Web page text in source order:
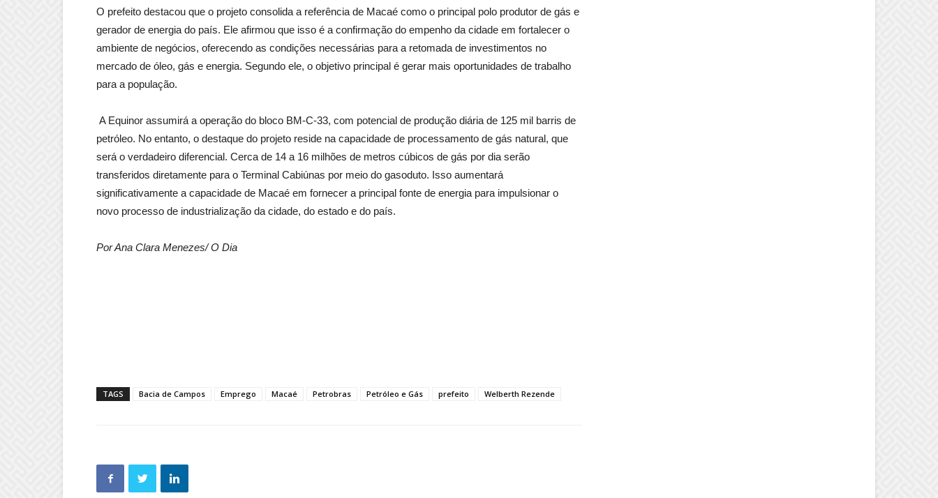
O prefeito destacou que o projeto consolida a referência de Macaé como o principal polo produtor de gás e
gerador de energia do país. Ele afirmou que isso é a confirmação do empenho da cidade em fortalecer o
ambiente de negócios, oferecendo as condições necessárias para a retomada de investimentos no
mercado de óleo, gás e energia. Segundo ele, o objetivo principal é gerar mais oportunidades de trabalho
para a população.
A Equinor assumirá a operação do bloco BM-C-33, com potencial de produção diária de 125 mil barris de
petróleo. No entanto, o destaque do projeto reside na capacidade de processamento de gás natural, que
será o verdadeiro diferencial. Cerca de 14 a 16 milhões de metros cúbicos de gás por dia serão
transferidos diretamente para o Terminal Cabiúnas por meio do gasoduto. Isso aumentará
significativamente a capacidade de Macaé em fornecer a principal fonte de energia para impulsionar o
novo processo de industrialização da cidade, do estado e do país.
Por Ana Clara Menezes/ O Dia
TAGS Bacia de Campos Emprego Macaé Petrobras Petróleo e Gás prefeito Welberth Rezende